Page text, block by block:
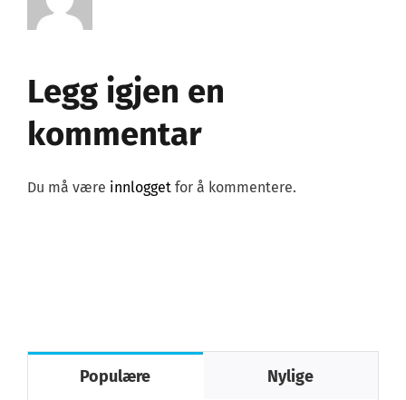
Legg igjen en
kommentar
Du må være innlogget for å kommentere.
Populære Nylige